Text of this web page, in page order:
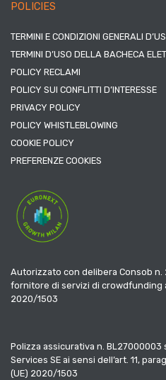
POLICIES
TERMINI E CONDIZIONI GENERALI
TERMINI D’USO DELLA BACHECA
POLICY RECLAMI
POLICY SUI CONFLITTI D’INTERESSE
PRIVACY POLICY
POLICY WHISTLEBLOWING
COOKIE POLICY
PREFERENZE COOKIES
Autorizzato con delibera Consob n.
fornitore di servizi di crowdfunding
2020/1503
Polizza assicurativa n.
Services SE ai sensi dell’art. 11,
(UE) 2020/1503